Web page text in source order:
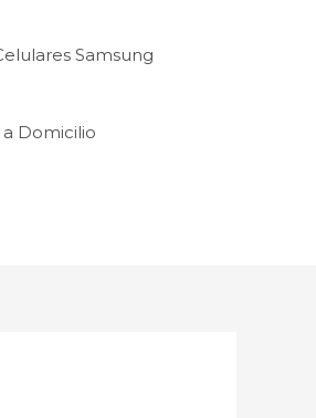
Samsung
Domicilio